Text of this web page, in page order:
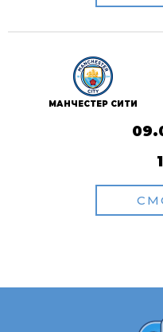
МАНЧЕСТЕР СИТИ